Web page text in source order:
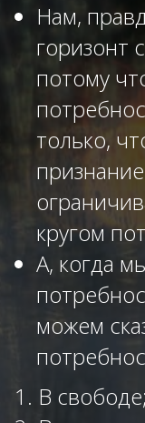
ВОПРОС - ОТВЕТ:
7 ВОПРОС - ОТВЕТ
тревогу, что
8 ВОПРОС - ОТВЕТ
меня совсем нет
9 ВОПРОС - ОТВЕТ
в паре?»
10 ВОПРОС - ОТВЕТ
11 Стыд и его
Как выйти из
13
Нам,
горизонт
потому
только,
кругом
А, когда
можем
В свободе;